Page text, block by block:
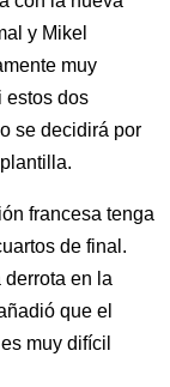
y Mikel
muy
estos dos
se decidirá por
francesa tenga
de final.
derrota en la
que el
muy difícil